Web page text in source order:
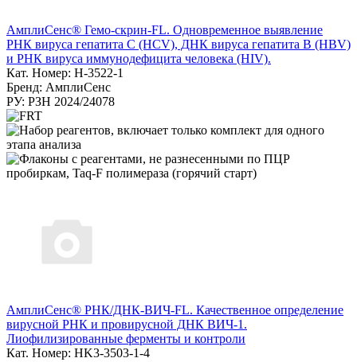
АмплиСенс® Гемо-скрин-FL. Одновременное выявление
РНК вируса гепатита С (HCV), ДНК вируса гепатита B (HBV)
и РНК вируса иммунодефицита человека (HIV).
Кат. Номер: H-3522-1
Бренд: АмплиСенс
РУ: РЗН 2024/24078
АмплиСенс® РНК/ДНК-ВИЧ-FL. Качественное определение
вирусной РНК и провирусной ДНК ВИЧ-1.
Лиофилизированные ферменты и контроли
Кат. Номер: HK3-3503-1-4